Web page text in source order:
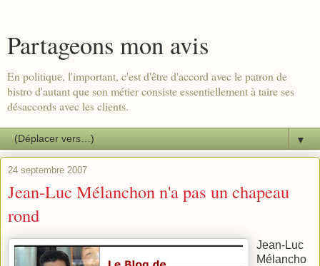
Partageons mon avis
En politique, l'important, c'est d'être d'accord avec le patron de
bistro d'autant que son métier consiste essentiellement à taire ses
désaccords avec les clients.
▼
24 septembre 2007
Jean-Luc Mélanchon n'a pas un chapeau
rond
Jean-Luc
Mélancho